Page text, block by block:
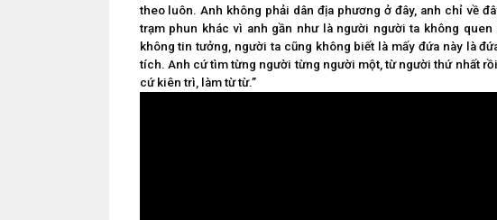
theo luôn. Anh không phải dân địa phương ở đây, anh chỉ về
trạm phun khác vì anh gần như là người người ta không
không tin tưởng, người ta cũng không biết là mấy đứa này là
tích. Anh cứ tìm từng người từng người một, từ người thứ nhất
cứ kiên trì, làm từ từ.”